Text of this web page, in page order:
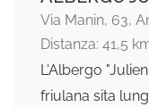
Via Manin, 63,
Distanza: 41,5
L'Albergo
friulana sita